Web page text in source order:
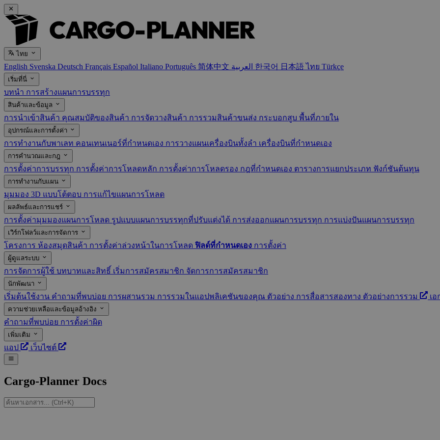
ไทย
English Svenska Deutsch Français Español Italiano Português 简体中文 한국어 日本語ไทย Türkçe
เริ่มที่นี่
บทนำ การสร้างแผนการบรรทุก
สินค้าและข้อมูล
การนำเข้าสินค้า คุณสมบัติของสินค้า การจัดวางสินค้า การรวมสินค้าขนส่ง กระบอกสูบ พื้นที่ภายใน
อุปกรณ์และการตั้งค่า
การทำงานกับพาเลท คอนเทนเนอร์ที่กำหนดเอง การวางแผนเครื่องบินทั้งลำ เครื่องบินที่กำหนดเอง
การคำนวณและกฎ
การตั้งค่าการบรรทุก การตั้งค่าการโหลดหลัก การตั้งค่าการโหลดรอง กฎที่กำหนดเอง ตารางการแยกประเภท ฟังก์ชันต้นทุน
การทำงานกับแผน
มุมมอง 3D แบบโต้ตอบ การแก้ไขแผนการโหลด
ผลลัพธ์และการแชร์
การตั้งค่ามุมมองแผนการโหลด รูปแบบแผนการบรรทุกที่ปรับแต่งได้ การส่งออกแผนการบรรทุก การแบ่งปันแผนการบรรทุก
เวิร์กโฟลว์และการจัดการ
โครงการ ห้องสมุดสินค้า การตั้งค่าล่วงหน้าในการโหลด ฟิลด์ที่กำหนดเอง การตั้งค่า
ผู้ดูแลระบบ
การจัดการผู้ใช้ บทบาทและสิทธิ์ เริ่มการสมัครสมาชิก จัดการการสมัครสมาชิก
นักพัฒนา
เริ่มต้นใช้งาน คำถามที่พบบ่อย การผสานรวม การรวมในแอปพลิเคชันของคุณ ตัวอย่าง การสื่อสารสองทาง ตัวอย่างการรวม เ
ความช่วยเหลือและข้อมูลอ้างอิง
คำถามที่พบบ่อย การตั้งค่าผิด
เพิ่มเติม
แอป เว็บไซต์
Cargo-Planner Docs